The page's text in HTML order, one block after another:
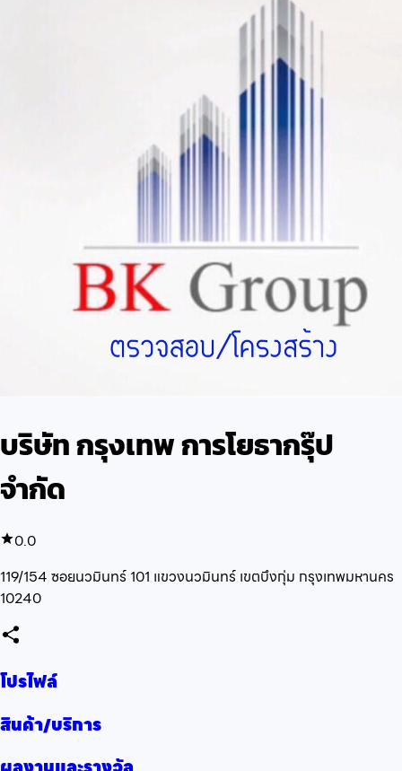
บริษัท กรุงเทพ การโยธากรุ๊ป
จำกัด
0.0
119/154 ซอยนวมินทร์ 101 แขวงนวมินทร์ เขตบึงกุ่ม กรุงเทพมหานคร
10240
โปรไฟล์
สินค้า/บริการ